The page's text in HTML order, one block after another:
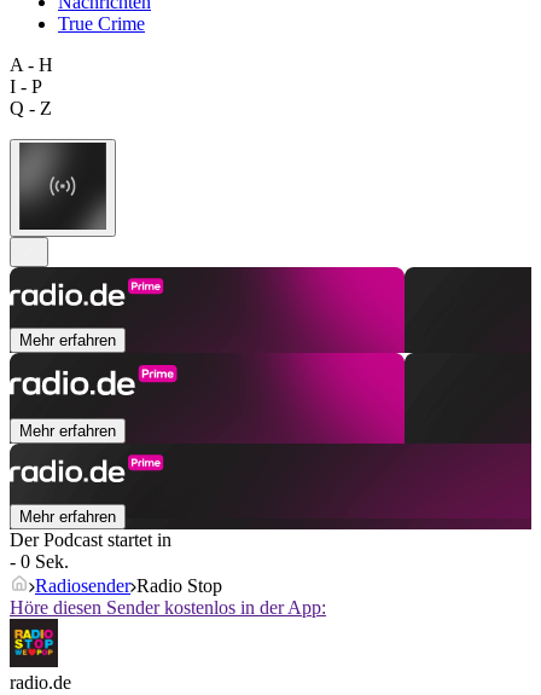
True Crime
A - H
I - P
Q - Z
Mehr erfahren
Mehr erfahren
Mehr erfahren
Der Podcast startet in
- 0 Sek.
Radiosender Radio Stop
Höre diesen Sender kostenlos in der App:
radio.de